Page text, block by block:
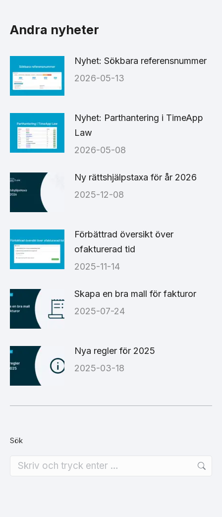
Andra nyheter
Nyhet: Sökbara referensnummer
2026-05-13
Nyhet: Parthantering i TimeApp
Law
2026-05-08
Ny rättshjälpstaxa för år 2026
2025-12-08
Förbättrad översikt över
ofakturerad tid
2025-11-14
Skapa en bra mall för fakturor
2025-07-24
Nya regler för 2025
2025-03-18
Sök